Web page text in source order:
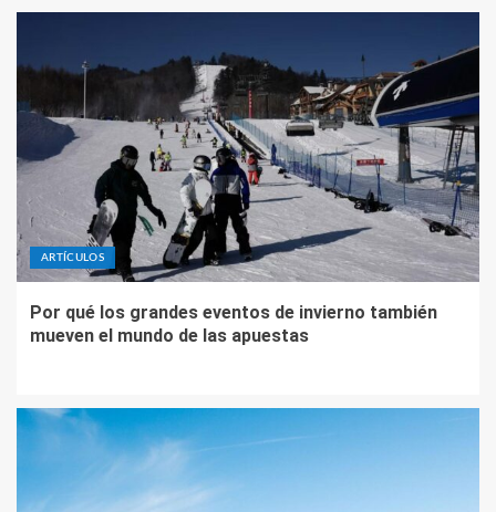
ARTÍCULOS
Por qué los grandes eventos de invierno también
mueven el mundo de las apuestas